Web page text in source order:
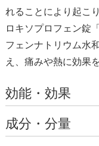
れることにより起こり
ロキソプロフェン錠
フェンナトリウム水
え、痛みや熱に効果
効能・効果
成分・分量